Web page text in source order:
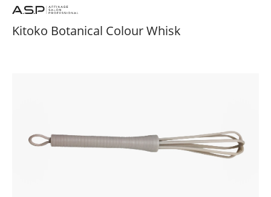
Kitoko Botanical Colour Whisk